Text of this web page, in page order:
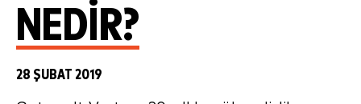
NEDIR?
28 ŞUBAT 2019